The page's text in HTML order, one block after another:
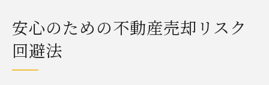
安心のための不動産売却リスク
回避法